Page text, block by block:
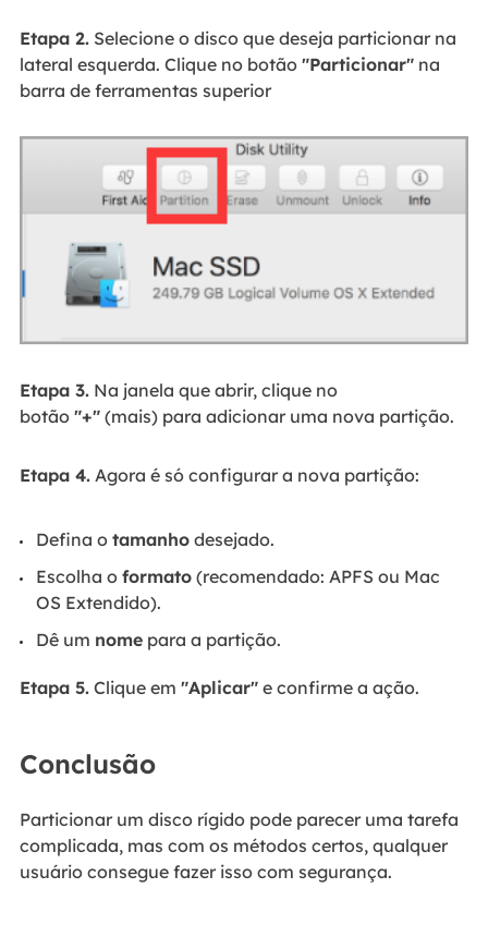
Etapa 2.Selecione o disco que deseja particionar na
lateral esquerda. Clique no botão "Particionar"na
barra de ferramentas superior
Etapa 3.Na janela que abrir, clique no
botão "+"(mais) para adicionar uma nova partição.
Etapa 4.Agora é só configurar a nova partição:
Defina o tamanhodesejado.
Escolha o formato(recomendado: APFS ou Mac
OS Extendido).
Dê um nomepara a partição.
Etapa 5.Clique em "Aplicar"e confirme a ação.
Conclusão
Particionar um disco rígido pode parecer uma tarefa
complicada, mas com os métodos certos, qualquer
usuário consegue fazer isso com segurança.